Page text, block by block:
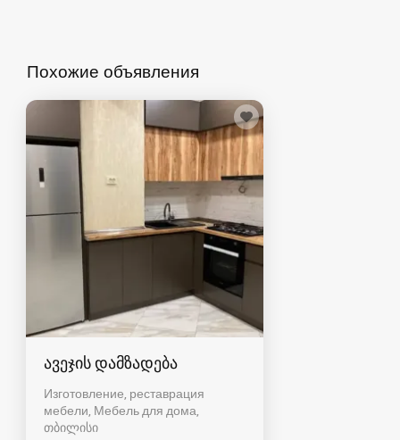
Похожие объявления
ავეჯის დამზადება
Изготовление, реставрация
мебели, Мебель для дома
თბილისი